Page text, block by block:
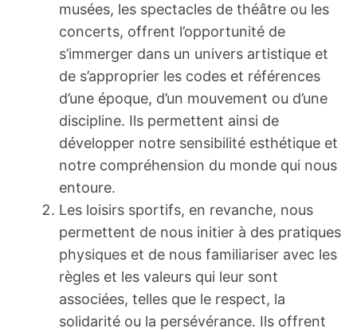
musées, les spectacles de théâtre ou les
concerts, offrent l’opportunité de
s’immerger dans un univers artistique et
de s’approprier les codes et références
d’une époque, d’un mouvement ou d’une
discipline. Ils permettent ainsi de
développer notre sensibilité esthétique et
notre compréhension du monde qui nous
entoure.
Les loisirs sportifs, en revanche, nous
permettent de nous initier à des pratiques
physiques et de nous familiariser avec les
règles et les valeurs qui leur sont
associées, telles que le respect, la
solidarité ou la persévérance. Ils offrent